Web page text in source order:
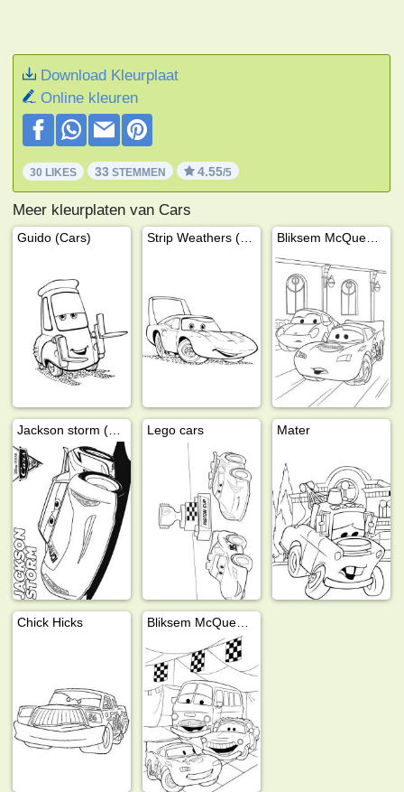
Download Kleurplaat
Online kleuren
30 LIKES 33 STEMMEN 4.55/5
Meer kleurplaten van Cars
Guido (Cars)
Lego cars Mater
Chick Hicks